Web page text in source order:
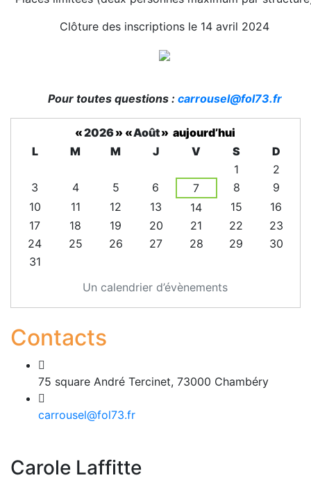
Clôture des inscriptions le 14 avril 2024
Pour toutes questions : carrousel@fol73.fr
Un calendrier d’évènements
«2026» «Août» aujourd’hui
L
M M J V S
D
1
2
3
4 5 6 7 8
9
10
11 12 13 14 15
16
17
18 19 20 21 22
23
24
25 26 27 28 29
30
31
Contacts
75 square André Tercinet, 73000 Chambéry
carrousel@fol73.fr
Carole Laffitte